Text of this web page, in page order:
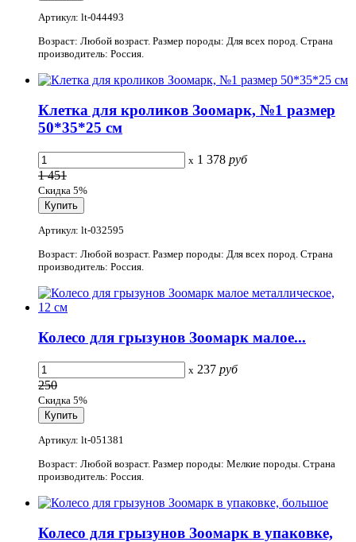
Артикул: lt-044493
Возраст: Любой возраст. Размер породы: Для всех пород. Страна
производитель: Россия.
Клетка для кроликов Зоомарк, №1 размер
50*35*25 см
x 1 378 руб
1 451
Скидка 5%
Артикул: lt-032595
Возраст: Любой возраст. Размер породы: Для всех пород. Страна
производитель: Россия.
Колесо для грызунов Зоомарк малое...
x 237 руб
250
Скидка 5%
Артикул: lt-051381
Возраст: Любой возраст. Размер породы: Мелкие породы. Страна
производитель: Россия.
Колесо для грызунов Зоомарк в упаковке,